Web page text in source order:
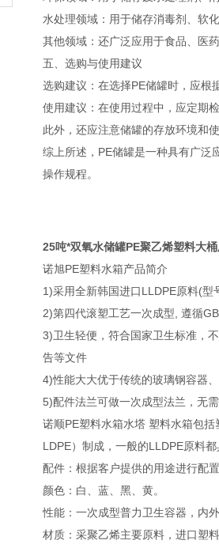
水处理领域：用于储存消毒剂、软
其他领域：还广泛应用于食品、医
五、选购与使用建议
选购建议：在选择PE储罐时，应根
使用建议：在使用过程中，应定期
此外，还应注意储罐的存放环境和
综上所述，PE储罐是一种具有广泛
操作规程。
25吨*双氧水储罐PE聚乙烯塑料大
诺旭PE塑料水箱产品简介
1)采用全新韩国进口LLDPE原料(型
2)第四代滚塑工艺一次成型, 遵循
3)卫生轻便，符合国家卫生标准，
告等文件
4)性能大大优于传统的玻璃钢容器
5)配件法兰可做一次成型法兰，无
诺顺PE塑料水箱水塔 塑料水箱包
LDPE）制成，一般的LLDPE原料
配件：根据客户提供的用途进行配
颜色：白、蓝、黑、黄。
性能：一次成型普力卫生容器，内
材质：采聚乙烯主要原料，进口塑